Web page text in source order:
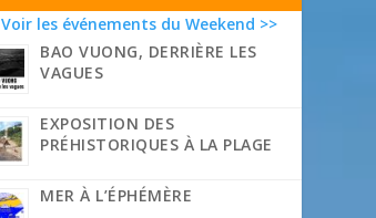
Voir les événements du Weekend >>
BAO VUONG, DERRIÈRE LES
VAGUES
EXPOSITION DES
PRÉHISTORIQUES À LA PLAGE
MER À L’ÉPHÉMÈRE